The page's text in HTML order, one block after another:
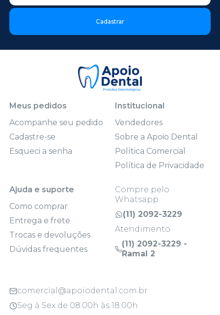
Cadastrar
Meus pedidos
Acompanhe seu pedido
Cadastre-se
Esqueci a senha
Institucional
Vendedores
Sobre a Apoio Dental
Política Comercial
Política de Privacidade
Ajuda e suporte
Como comprar
Entrega e frete
Trocas e devoluções
Dúvidas frequentes
Compre pelo
Whatsapp
(11) 2092-3229
Atendimento
(11) 2092-3229 -
Ramal 2
comercial@apoiodental.com.br
Seg à Sex de 08:00h às 18:00h